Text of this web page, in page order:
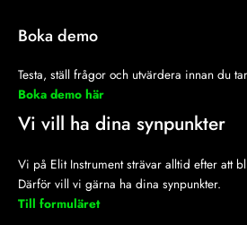
Boka demo
Testa, ställ frågor och utvärdera innan du
Boka demo här
Vi vill ha dina synpunkter
Vi på Elit Instrument strävar alltid efter att
Därför vill vi gärna ha dina synpunkter.
Till formuläret